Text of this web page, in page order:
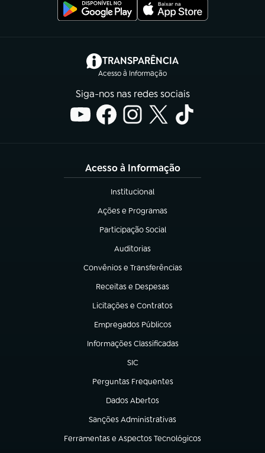
TRANSPARÊNCIA
Acesso à Informação
(abre em nova aba)
Siga-nos nas redes sociais
Acesso à Informação
Institucional
(abre em nova aba)
Ações e Programas
(abre em nova aba)
Participação Social
(abre em nova aba)
Auditorias
(abre em nova aba)
Convênios e Transferências
(abre em nova aba)
Receitas e Despesas
(abre em nova aba)
Licitações e Contratos
(abre em nova aba)
Empregados Públicos
(abre em nova aba)
Informações Classificadas
(abre em nova aba)
SIC
(abre em nova aba)
Perguntas Frequentes
(abre em nova aba)
Dados Abertos
(abre em nova aba)
Sanções Administrativas
(abre em nova aba)
Ferramentas e Aspectos Tecnológicos
(abre em nova aba)